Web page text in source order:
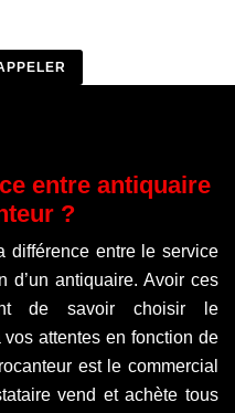
entre antiquaire
?
différence entre le service
d’un antiquaire. Avoir ces
de savoir choisir le
attentes en fonction de
est le commercial
vend et achète tous